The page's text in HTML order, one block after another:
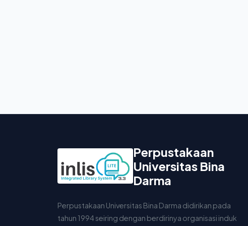
Perpustakaan
Universitas Bina
Darma
Perpustakaan Universitas Bina Darma didirikan pada
tahun 1994 seiring dengan berdirinya organisasi induk